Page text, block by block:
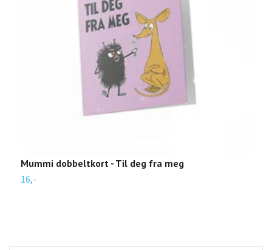
Mummi dobbeltkort - Til deg fra meg
16,-